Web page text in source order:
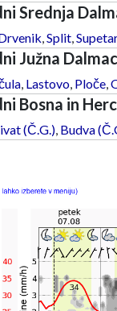
Srednja
Split, Supetar
Južna
, Lastovo, Ploče,
Bosna in
(Č.G.), Budva